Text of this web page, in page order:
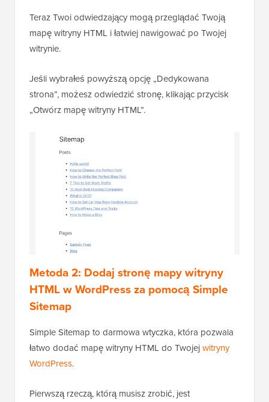
Teraz Twoi odwiedzający mogą przeglądać Twoją
mapę witryny HTML i łatwiej nawigować po Twojej
witrynie.
Jeśli wybrałeś powyższą opcję „Dedykowana
strona”, możesz odwiedzić stronę, klikając przycisk
„Otwórz mapę witryny HTML”.
Metoda 2: Dodaj stronę mapy witryny
HTML w WordPress za pomocą Simple
Sitemap
Simple Sitemap to darmowa wtyczka, która pozwala
łatwo dodać mapę witryny HTML do Twojejwitryny
WordPress.
Pierwszą rzeczą, którą musisz zrobić, jest